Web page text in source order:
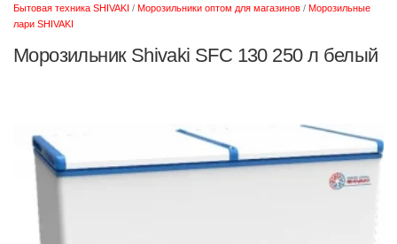
Бытовая техника SHIVAKI / Морозильники оптом для магазинов / Морозильные
лари SHIVAKI
Морозильник Shivaki SFC 130 250 л белый